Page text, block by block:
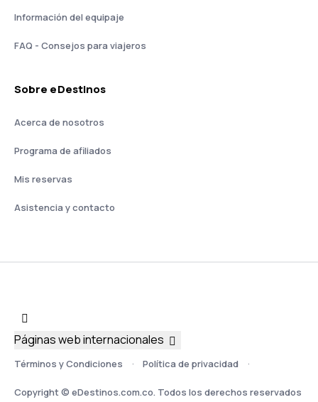
Información del equipaje
FAQ - Consejos para viajeros
Sobre eDestinos
Acerca de nosotros
Programa de afiliados
Mis reservas
Asistencia y contacto
Términos y Condiciones Política de privacidad
Copyright © eDestinos.com.co. Todos los derechos reservados
Páginas web internacionales